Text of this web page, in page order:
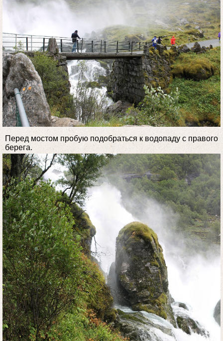
Перед мостом пробую подобраться к водопаду с правого
берега.